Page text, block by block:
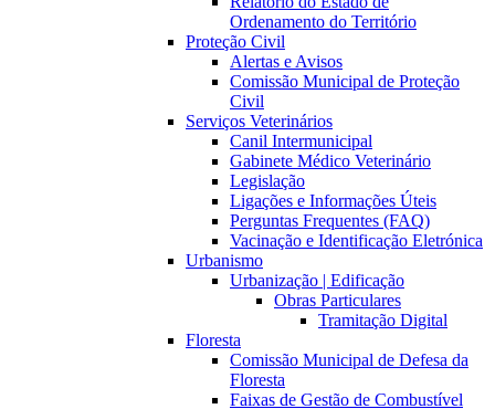
Ordenamento do Território
Proteção Civil
Alertas e Avisos
Comissão Municipal de Proteção
Civil
Serviços Veterinários
Canil Intermunicipal
Gabinete Médico Veterinário
Legislação
Ligações e Informações Úteis
Perguntas Frequentes (FAQ)
Vacinação e Identificação Eletrónica
Urbanismo
Urbanização | Edificação
Obras Particulares
Tramitação Digital
Floresta
Comissão Municipal de Defesa da
Floresta
Faixas de Gestão de Combustível